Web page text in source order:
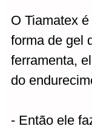
O Tiamatex
forma de gel
ferramenta,
do
- Então ele